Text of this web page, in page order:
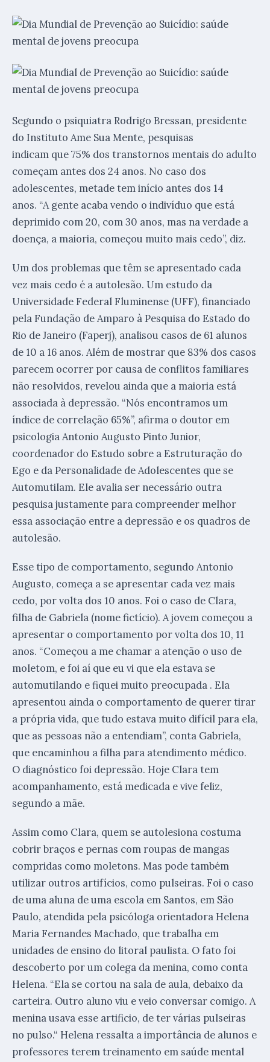
Segundo o psiquiatra Rodrigo Bressan, presidente
do Instituto Ame Sua Mente, pesquisas
indicam que 75% dos transtornos mentais do adulto
começam antes dos 24 anos. No caso dos
adolescentes, metade tem início antes dos 14
anos. “A gente acaba vendo o indivíduo que está
deprimido com 20, com 30 anos, mas na verdade a
doença, a maioria, começou muito mais cedo”, diz.
Um dos problemas que têm se apresentado cada
vez mais cedo é a autolesão. Um estudo da
Universidade Federal Fluminense (UFF), financiado
pela Fundação de Amparo à Pesquisa do Estado do
Rio de Janeiro (Faperj), analisou casos de 61 alunos
de 10 a 16 anos. Além de mostrar que 83% dos casos
parecem ocorrer por causa de conflitos familiares
não resolvidos, revelou ainda que a maioria está
associada à depressão. “Nós encontramos um
índice de correlação 65%”, afirma o doutor em
psicologia Antonio Augusto Pinto Junior,
coordenador do Estudo sobre a Estruturação do
Ego e da Personalidade de Adolescentes que se
Automutilam. Ele avalia ser necessário outra
pesquisa justamente para compreender melhor
essa associação entre a depressão e os quadros de
autolesão.
Esse tipo de comportamento, segundo Antonio
Augusto, começa a se apresentar cada vez mais
cedo, por volta dos 10 anos. Foi o caso de Clara,
filha de Gabriela (nome fictício). A jovem começou a
apresentar o comportamento por volta dos 10, 11
anos. “Começou a me chamar a atenção o uso de
moletom, e foi aí que eu vi que ela estava se
automutilando e fiquei muito preocupada . Ela
apresentou ainda o comportamento de querer tirar
a própria vida, que tudo estava muito difícil para ela,
que as pessoas não a entendiam”, conta Gabriela,
que encaminhou a filha para atendimento médico.
O diagnóstico foi depressão. Hoje Clara tem
acompanhamento, está medicada e vive feliz,
segundo a mãe.
Assim como Clara, quem se autolesiona costuma
cobrir braços e pernas com roupas de mangas
compridas como moletons. Mas pode também
utilizar outros artifícios, como pulseiras. Foi o caso
de uma aluna de uma escola em Santos, em São
Paulo, atendida pela psicóloga orientadora Helena
Maria Fernandes Machado, que trabalha em
unidades de ensino do litoral paulista. O fato foi
descoberto por um colega da menina, como conta
Helena. “Ela se cortou na sala de aula, debaixo da
carteira. Outro aluno viu e veio conversar comigo. A
menina usava esse artificio, de ter várias pulseiras
no pulso.“ Helena ressalta a importância de alunos e
professores terem treinamento em saúde mental